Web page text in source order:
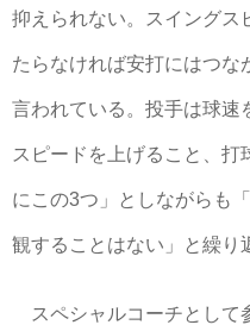
抑えられない。スイングス
たらなければ安打にはつな
言われている。投手は球速
スピードを上げること、
にこの3つ」としながらも
観することはない」と繰り
スペシャルコーチとして